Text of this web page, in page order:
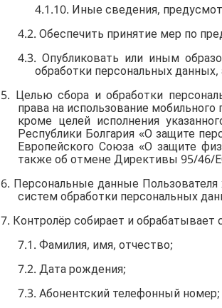
4.1.10. Иные сведения,
4.2. Обеспечить принятие мер по
4.3. Опубликовать или иным
обработки персональных
5. Целью сбора и обработки
права на использование
кроме целей исполнения
Республики Болгария «О защите
Европейского Союза «О защите
также об отмене Директивы 95/46/
6. Персональные данные
систем обработки персональных
7. Контролёр собирает и
7.1. Фамилия, имя, отчество;
7.2. Дата рождения;
7.3. Абонентский телефонный номер;